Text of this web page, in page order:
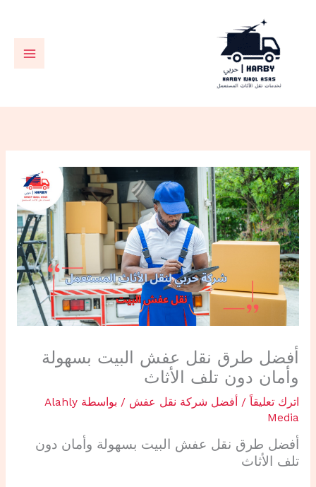
أفضل طرق نقل عفش البيت بسهولة
وأمان دون تلف الأثاث
اترك تعليقاً / أفضل شركة نقل عفش / بواسطة Alahly
Media
أفضل طرق نقل عفش البيت بسهولة وأمان دون
تلف الأثاث